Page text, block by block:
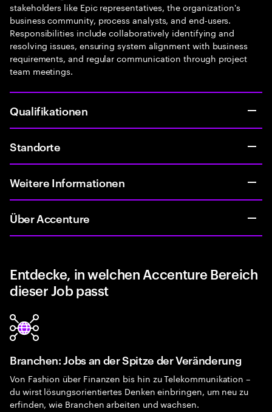
stakeholders like Epic representatives, the organization's
business community, process analysts, and end-users.
Responsibilities include collaboratively identifying and
resolving issues, ensuring system alignment with business
requirements, and regular communication through project
team meetings.
Qualifikationen
Standorte
Weitere Informationen
Über Accenture
Entdecke, in welchen Accenture Bereich
dieser Job passt
Branchen: Jobs an der Spitze der Veränderung
Von Fashion über Finanzen bis hin zu Telekommunikation –
du wirst lösungsorientiertes Denken einbringen, um neu zu
erfinden, wie Branchen arbeiten und wachsen.